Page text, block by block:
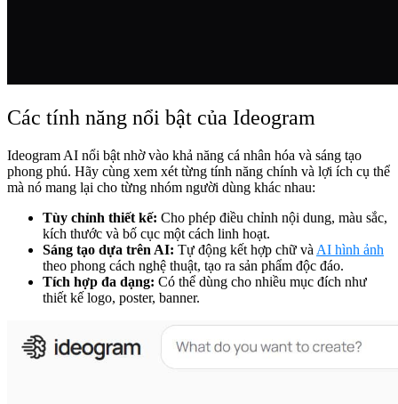
Các tính năng nổi bật của Ideogram
Ideogram AI nổi bật nhờ vào khả năng cá nhân hóa và sáng tạo
phong phú. Hãy cùng xem xét từng tính năng chính và lợi ích cụ thể
mà nó mang lại cho từng nhóm người dùng khác nhau:
Tùy chỉnh thiết kế: Cho phép điều chỉnh nội dung, màu sắc,
kích thước và bố cục một cách linh hoạt.
Sáng tạo dựa trên AI: Tự động kết hợp chữ và AI hình ảnh
theo phong cách nghệ thuật, tạo ra sản phẩm độc đáo.
Tích hợp đa dạng: Có thể dùng cho nhiều mục đích như
thiết kế logo, poster, banner.